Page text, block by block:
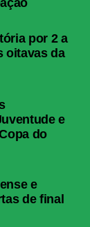
por 2 a
oitavas da
e
do
e
de final